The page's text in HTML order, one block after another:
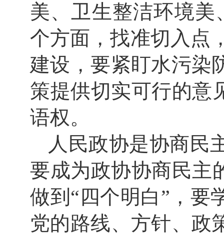
美、卫生整洁环境美
个方面，找准切入点
建设，要紧盯水污染
策提供切实可行的意
语权。
人民政协是协商民
要成为政协协商民主
做到“四个明白”，要
党的路线、方针、政